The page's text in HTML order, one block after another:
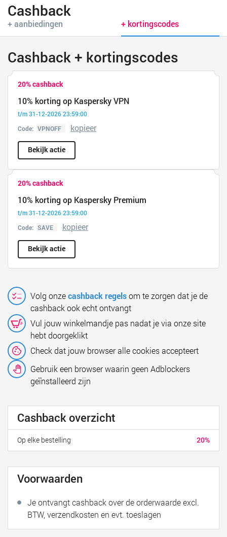
Cashback
+ aanbiedingen + kortingscodes
Cashback + kortingscodes
20% cashback
10% korting op Kaspersky VPN
t/m 31-12-2026 23:59:00
Code:
kopieer
Bekijk actie
20% cashback
10% korting op Kaspersky Premium
t/m 31-12-2026 23:59:00
Code:
kopieer
Bekijk actie
Volg onzecashback regelsom te zorgen dat je de
cashback ook echt ontvangt
Vul jouw winkelmandje pas nadat je via onze site
hebt doorgeklikt
Check dat jouw browser alle cookies accepteert
Gebruik een browser waarin geen Adblockers
geïnstalleerd zijn
Cashback overzicht
20%
Op elke bestelling
Voorwaarden
Je ontvangt cashback over de orderwaarde excl.
BTW, verzendkosten en evt. toeslagen